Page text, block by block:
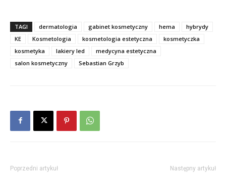
TAGI dermatologia gabinet kosmetyczny hema
hybrydy
KE
Kosmetologia kosmetologia estetyczna
kosmetyczka
kosmetyka
lakiery led
medycyna estetyczna
salon kosmetyczny
Sebastian Grzyb
Poprzedni artykuł Następny artykuł